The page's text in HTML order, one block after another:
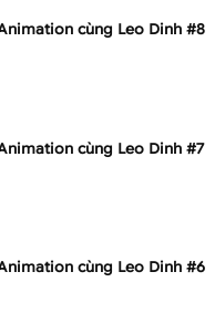
cùng Leo Dinh #8
cùng Leo Dinh #7
cùng Leo Dinh #6